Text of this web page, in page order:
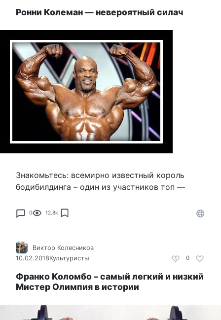
Ронни Колеман — невероятный силач
Знакомьтесь: всемирно известный король
бодибилдинга – один из участников топ —
0 12.8к.
0
Виктор Колесников
10.02.2018Культуристы
Франко Коломбо – самый легкий и низкий
Мистер Олимпия в истории